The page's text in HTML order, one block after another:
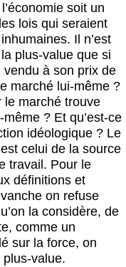
soit un
lois qui seraient
Il n’est
plus-value que si
à son prix de
marché lui-même ?
le marché trouve
? Et qu’est-ce
idéologique ? Le
celui de la source
travail. Pour le
définitions et
on refuse
la considère, de
comme un
sur la force, on
value.